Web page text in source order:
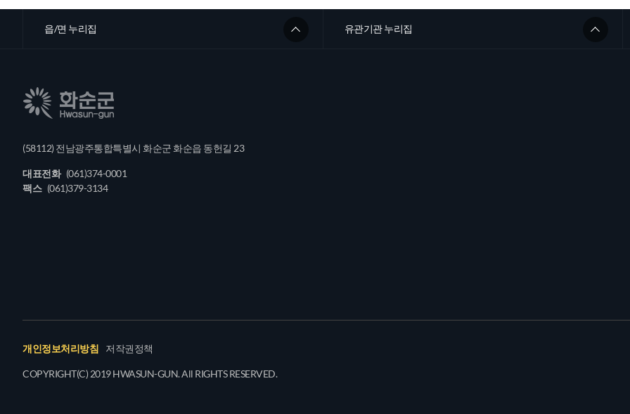
읍/면 누리집 유관기관 누리집
(58112) 전남광주통합특별시 화순군 화순읍 동헌길 23
대표전화 (061)374-0001
팩스 (061)379-3134
개인정보처리방침 저작권정책
COPYRIGHT(C) 2019 HWASUN-GUN. All RIGHTS RESERVED.